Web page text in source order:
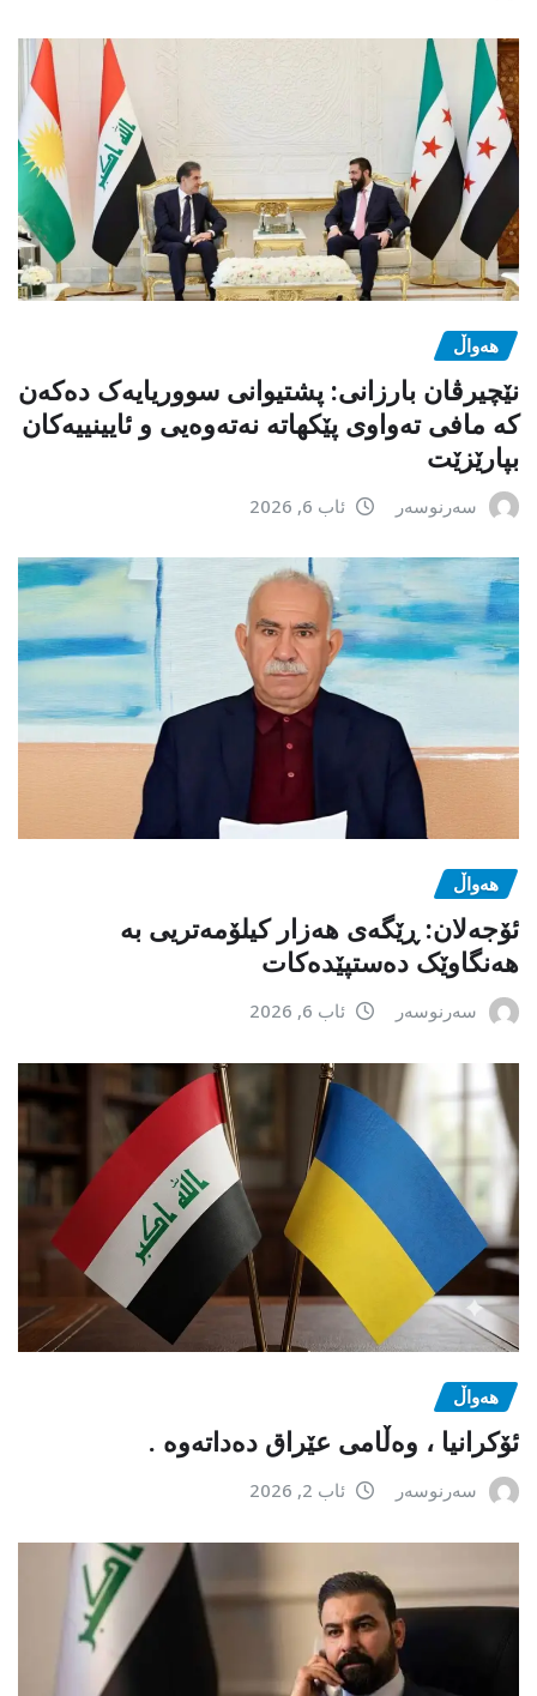
هەواڵ
نێچیرڤان بارزانی: پشتیوانی سووریایەک دەکەن
کە مافی تەواوی پێکهاتە نەتەوەیی و ئایینییەکان
بپارێزێت
سەرنوسەر ئاب 6, 2026
هەواڵ
ئۆجەلان: ڕێگەی هەزار کیلۆمەتریی بە
هەنگاوێک دەستپێدەکات
سەرنوسەر ئاب 6, 2026
هەواڵ
ئۆکرانیا ، وەڵامی عێراق دەداتەوە .
سەرنوسەر ئاب 2, 2026